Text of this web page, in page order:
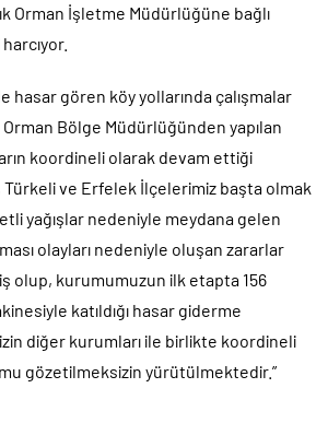
Orman İşletme Müdürlüğüne bağlı
hasar gören köy yollarında çalışmalar
Bölge Müdürlüğünden yapılan
koordineli olarak devam ettiği
Türkeli ve Erfelek İlçelerimiz başta olmak
yağışlar nedeniyle meydana gelen
olayları nedeniyle oluşan zararlar
olup, kurumumuzun ilk etapta 156
katıldığı hasar giderme
diğer kurumları ile birlikte koordineli
gözetilmeksizin yürütülmektedir.”